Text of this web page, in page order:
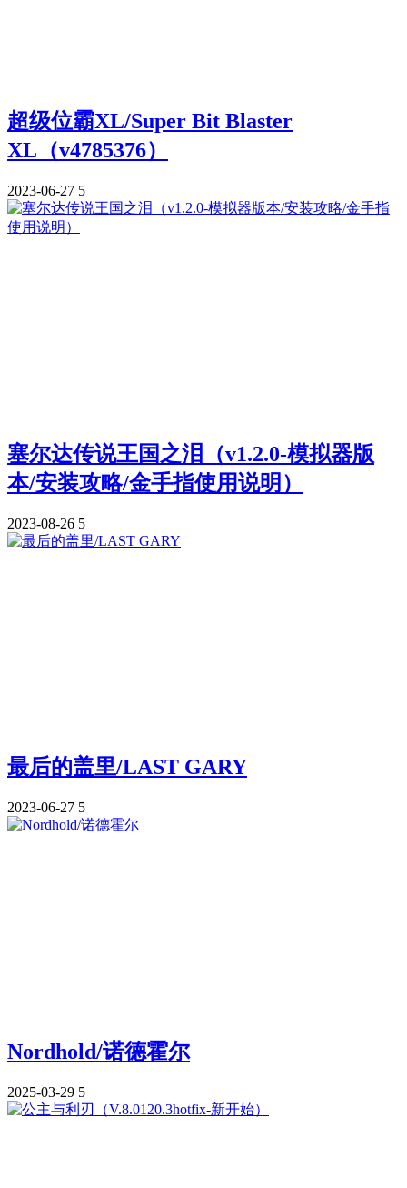
超级位霸XL/Super Bit Blaster
XL（v4785376）
2023-06-27 5
塞尔达传说王国之泪（v1.2.0-模拟器版
本/安装攻略/金手指使用说明）
2023-08-26 5
最后的盖里/LAST GARY
2023-06-27 5
Nordhold/诺德霍尔
2025-03-29 5